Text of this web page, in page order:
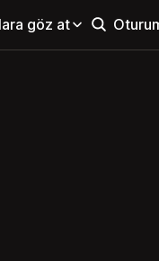
göz at